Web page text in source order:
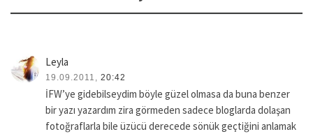
Leyla
19.09.2011, 20:42
İFW’ye gidebilseydim böyle güzel olmasa da buna benzer
bir yazı yazardım zira görmeden sadece bloglarda dolaşan
fotoğraflarla bile üzücü derecede sönük geçtiğini anlamak